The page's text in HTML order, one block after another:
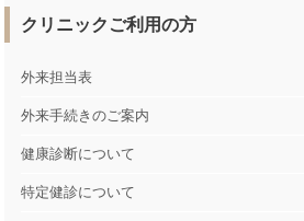
クリニックご利用の方
外来担当表
外来手続きのご案内
健康診断について
特定健診について